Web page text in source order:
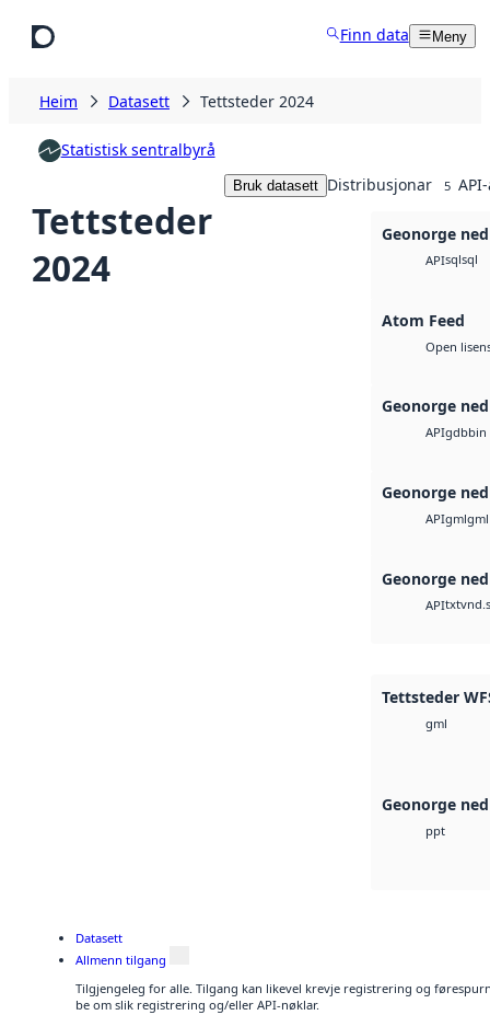
Finn data Meny
Heim Datasett Tettsteder 2024
Statistisk sentralbyrå
Tettsteder
2024
Bruk datasett Distribusjonar 5
Geonorge
APIsqlsql
Atom Feed
Open
Geonorge
APIgdbbin
Geonorge
APIgmlgml
Geonorge
APItxt
Tettsteder
gml
Geonorge
ppt
Datasett
Allmenn tilgang
Tilgjengeleg for alle. Tilgang kan likevel krevje registrering og
be om slik registrering og/eller API-nøklar.